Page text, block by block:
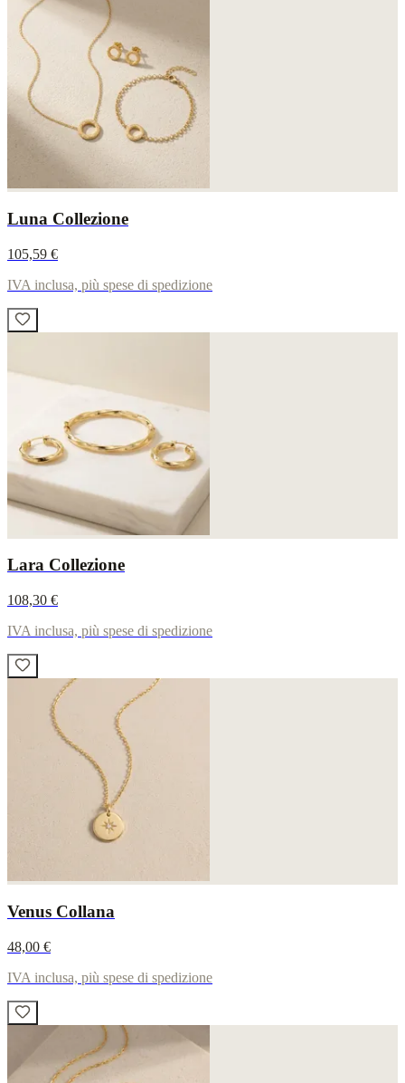
Luna Collezione
105,59 €
IVA inclusa, più spese di spedizione
Lara Collezione
108,30 €
IVA inclusa, più spese di spedizione
Venus Collana
48,00 €
IVA inclusa, più spese di spedizione